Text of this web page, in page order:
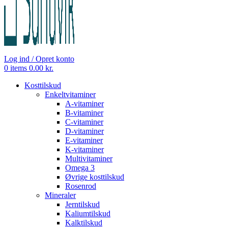
Log ind / Opret konto
0 items 0.00 kr.
Kosttilskud
Enkeltvitaminer
A-vitaminer
B-vitaminer
C-vitaminer
D-vitaminer
E-vitaminer
K-vitaminer
Multivitaminer
Omega 3
Øvrige kosttilskud
Rosenrod
Mineraler
Jerntilskud
Kaliumtilskud
Kalktilskud